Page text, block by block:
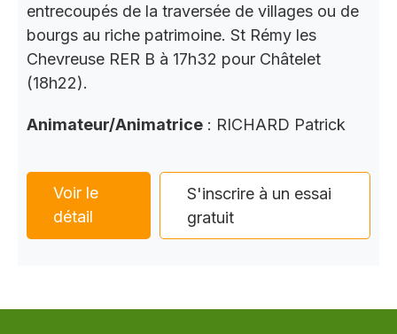
entrecoupés de la traversée de villages ou de
bourgs au riche patrimoine. St Rémy les
Chevreuse RER B à 17h32 pour Châtelet
(18h22).
Animateur/Animatrice : RICHARD Patrick
Voir le
détail
S'inscrire à un essai
gratuit